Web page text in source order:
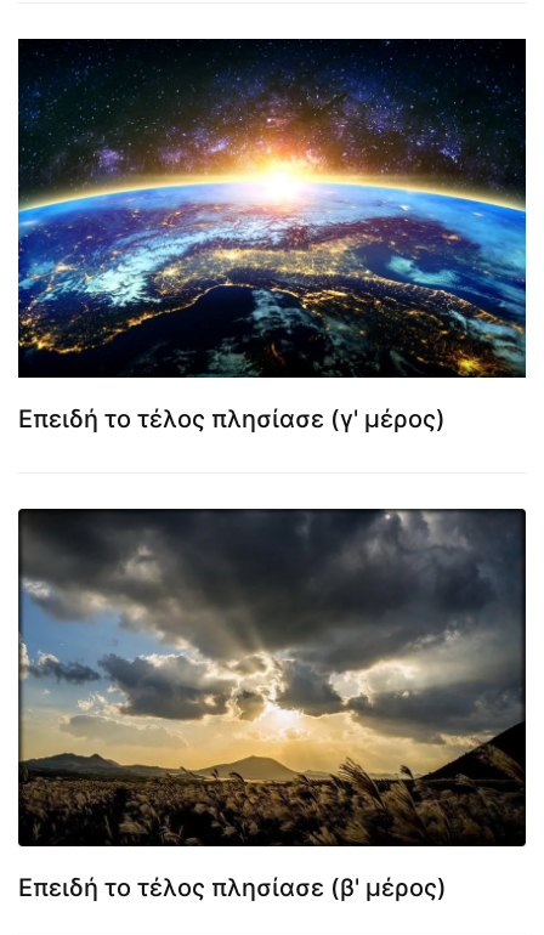
Επειδή το τέλος πλησίασε (γ' μέρος)
Επειδή το τέλος πλησίασε (β' μέρος)